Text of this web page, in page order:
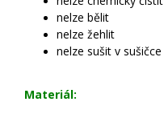
nelze bělit
nelze žehlit
nelze sušit v sušičce
Materiál: